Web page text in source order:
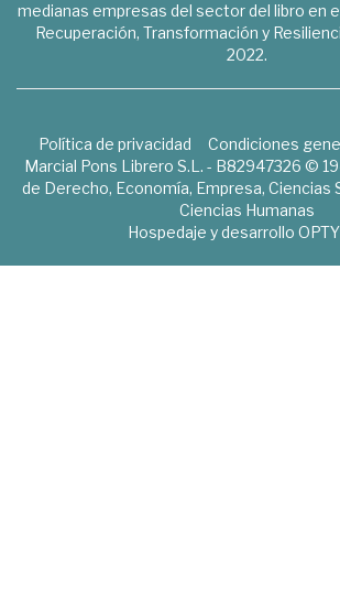
medianas empresas del sector del libro en
Recuperación, Transformación y
2022.
Política de privacidad Condiciones
Marcial Pons Librero S.L. - B82947326 ©
de Derecho, Economía, Empresa, Ciencias
Ciencias Humanas
Hospedaje y desarrollo